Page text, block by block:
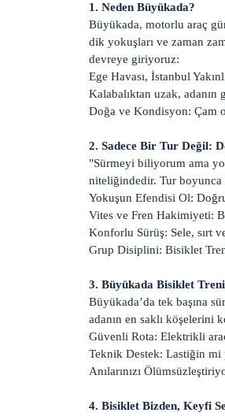
1. Neden Büyükada?
Büyükada, motorlu araç
dik yokuşları ve zaman
devreye giriyoruz:
Ege Havası, İstanbul
Kalabalıktan uzak,
Doğa ve Kondisyon: Çam
2. Sadece Bir Tur Değil:
"Sürmeyi biliyorum ama
niteliğindedir. Tur
Yokuşun Efendisi Ol:
Vites ve Fren Hakimiyeti:
Konforlu Sürüş: Sele, sırt
Grup Disiplini: Bisiklet
3. Büyükada Bisiklet
Büyükada’da tek başına
adanın en saklı köşelerini
Güvenli Rota: Elektrikli
Teknik Destek: Lastiğin mi
Anılarınızı
4. Bisiklet Bizden, Keyfi